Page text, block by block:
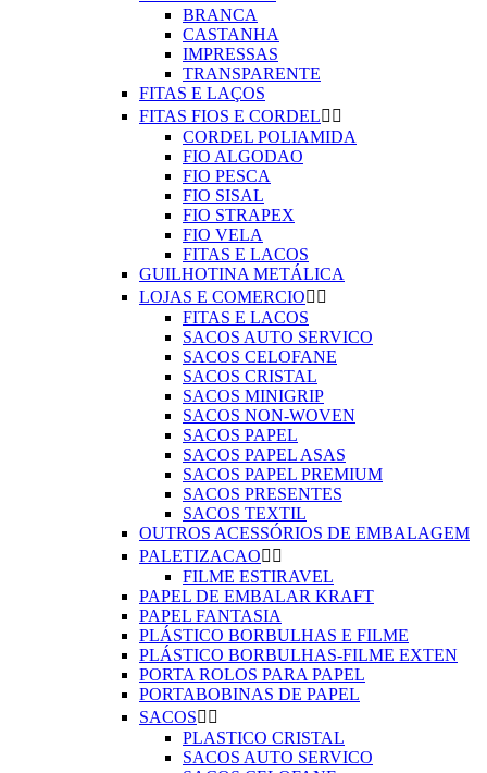
BRANCA
CASTANHA
IMPRESSAS
TRANSPARENTE
FITAS E LAÇOS
FITAS FIOS E CORDEL 
CORDEL POLIAMIDA
FIO ALGODAO
FIO PESCA
FIO SISAL
FIO STRAPEX
FIO VELA
FITAS E LACOS
GUILHOTINA METÁLICA
LOJAS E COMERCIO 
FITAS E LACOS
SACOS AUTO SERVICO
SACOS CELOFANE
SACOS CRISTAL
SACOS MINIGRIP
SACOS NON-WOVEN
SACOS PAPEL
SACOS PAPEL ASAS
SACOS PAPEL PREMIUM
SACOS PRESENTES
SACOS TEXTIL
OUTROS ACESSÓRIOS DE EMBALAGEM
PALETIZACAO 
FILME ESTIRAVEL
PAPEL DE EMBALAR KRAFT
PAPEL FANTASIA
PLÁSTICO BORBULHAS E FILME
PLÁSTICO BORBULHAS-FILME EXTEN
PORTA ROLOS PARA PAPEL
PORTABOBINAS DE PAPEL
SACOS 
PLASTICO CRISTAL
SACOS AUTO SERVICO